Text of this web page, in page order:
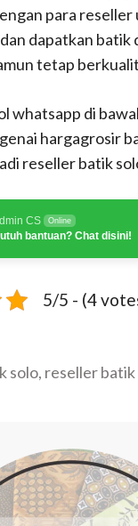
para
dapatkan batik
tetap
whatsapp di
hargagrosir
reseller batik
CS Online
bantuan? Chat disini!
5/5 - (4
solo, reseller batik